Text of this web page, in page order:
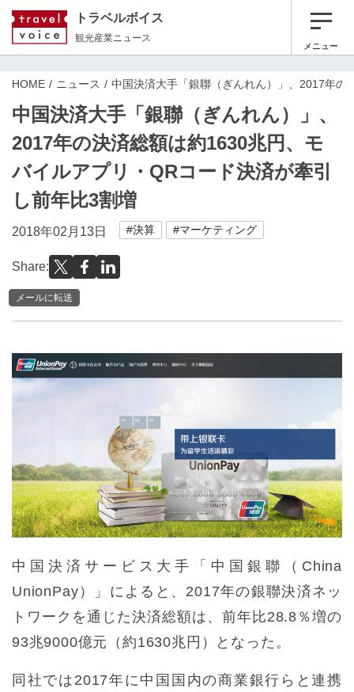
トラベルボイス
観光産業ニュース
メニュー
HOME ニュース 中国決済大手「銀聯（ぎんれん）」、2017年
中国決済大手「銀聯（ぎんれん）」、
2017年の決済総額は約1630兆円、モ
バイルアプリ・QRコード決済が牽引
し前年比3割増
2018年02月13日 #決算 #マーケティング
Share:
メールに転送
中国決済サービス大手「中国銀聯（China
UnionPay）」によると、2017年の銀聯決済ネッ
トワークを通じた決済総額は、前年比28.8％増の
93兆9000億元（約1630兆円）となった。
同社では2017年に中国国内の商業銀行らと連携